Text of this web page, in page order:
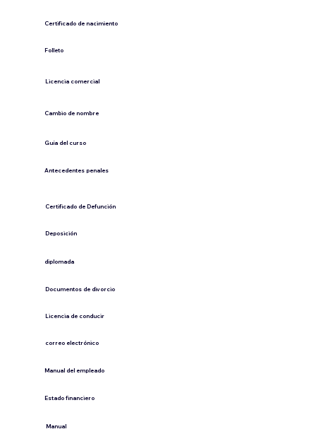
Certificado de nacimiento
Folleto
​Licencia comercial
Cambio de nombre
Guía del curso
Antecedentes penales
​Certificado de Defunción
​Deposición
diplomada
Documentos de divorcio
Licencia de conducir
​correo electrónico
Manual del empleado
Estado financiero
​Manual